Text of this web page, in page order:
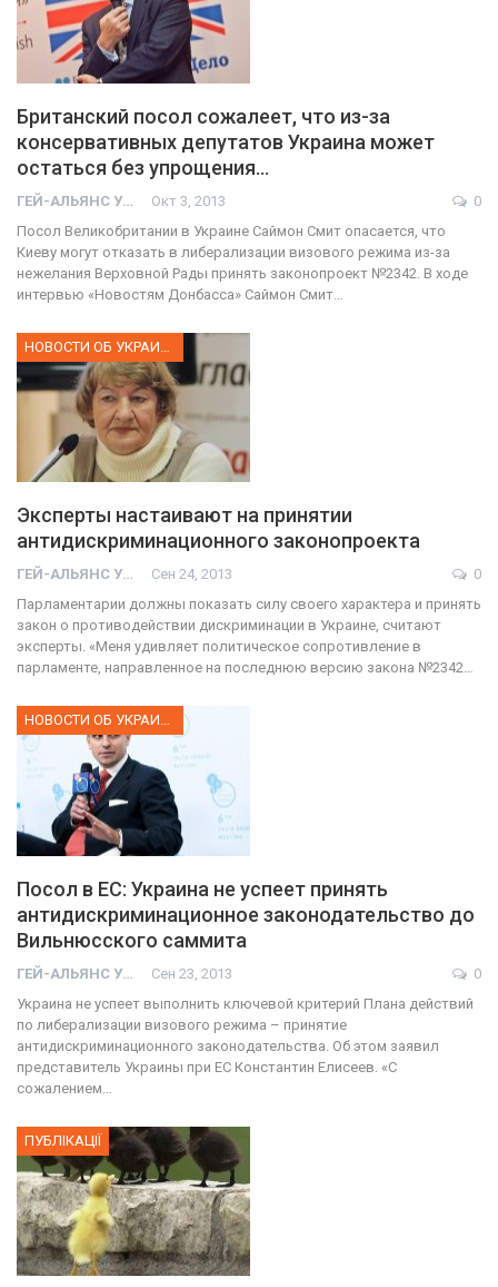
Британский посол сожалеет, что из-за
консервативных депутатов Украина может
остаться без упрощения…
ГЕЙ-АЛЬЯНС УКРАИНА Окт 3, 2013
0
Посол Великобритании в Украине Саймон Смит опасается, что
Киеву могут отказать в либерализации визового режима из-за
нежелания Верховной Рады принять законопроект №2342. В ходе
интервью «Новостям Донбасса» Саймон Смит…
Эксперты настаивают на принятии
антидискриминационного законопроекта
ГЕЙ-АЛЬЯНС УКРАИНА Сен 24, 2013
0
Парламентарии должны показать силу своего характера и принять
закон о противодействии дискриминации в Украине, считают
эксперты. «Меня удивляет политическое сопротивление в
парламенте, направленное на последнюю версию закона №2342…
НОВОСТИ ОБ УКРАИНЕ
Посол в ЕС: Украина не успеет принять
антидискриминационное законодательство до
Вильнюсского саммита
ГЕЙ-АЛЬЯНС УКРАИНА Сен 23, 2013
0
Украина не успеет выполнить ключевой критерий Плана действий
по либерализации визового режима – принятие
антидискриминационного законодательства. Об этом заявил
представитель Украины при ЕС Константин Елисеев. «С
сожалением…
ПУБЛІКАЦІЇ